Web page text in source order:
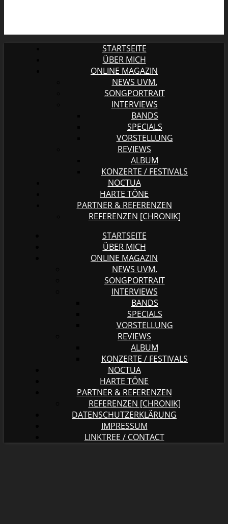
STARTSEITE
ÜBER MICH
ONLINE MAGAZIN
NEWS UVM.
SONGPORTRAIT
INTERVIEWS
BANDS
SPECIALS
VORSTELLUNG
REVIEWS
ALBUM
KONZERTE / FESTIVALS
NOCTUA
HARTE TÖNE
PARTNER & REFERENZEN
REFERENZEN [CHRONIK]
STARTSEITE
ÜBER MICH
ONLINE MAGAZIN
NEWS UVM.
SONGPORTRAIT
INTERVIEWS
BANDS
SPECIALS
VORSTELLUNG
REVIEWS
ALBUM
KONZERTE / FESTIVALS
NOCTUA
HARTE TÖNE
PARTNER & REFERENZEN
REFERENZEN [CHRONIK]
DATENSCHUTZERKLÄRUNG
IMPRESSUM
LINKTREE / CONTACT